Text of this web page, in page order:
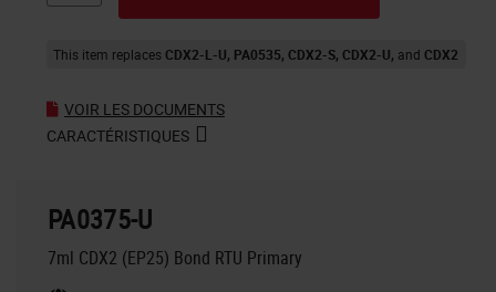
This item replacesCDX2-L-U PA0535 CDX2-S CDX2-U CDX2
VOIR LES DOCUMENTS
CARACTÉRISTIQUES
PA0375-U
7ml CDX2 (EP25) Bond RTU Primary